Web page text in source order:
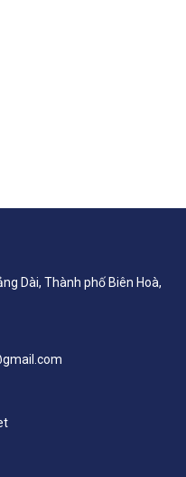
Dài, Thành phố Biên Hoà,